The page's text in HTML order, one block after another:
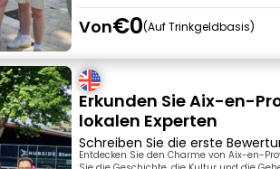
Von€0 Auf Trinkgeldbasis
Erkunden Sie Aix-en-
lokalen Experten
Schreiben Sie die erste
Entdecken Sie den Charme von Aix-en-